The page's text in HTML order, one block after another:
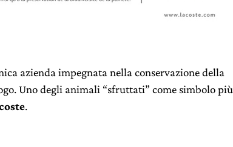
azienda impegnata nella conservazione della
Uno degli animali “sfruttati” come simbolo più
.